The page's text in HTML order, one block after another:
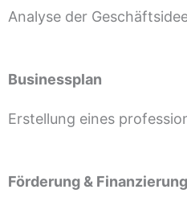
Analyse der
Businessplan
Erstellung eines
Förderung & Finanzierung